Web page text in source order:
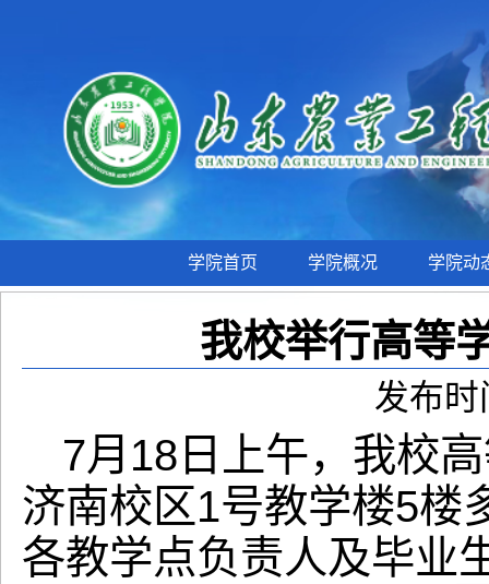
学院首页 学院概况 学院动
我校举行高等
发布
7月18日上午，我校
济南校区1号教学楼5楼
各教学点负责人及毕业